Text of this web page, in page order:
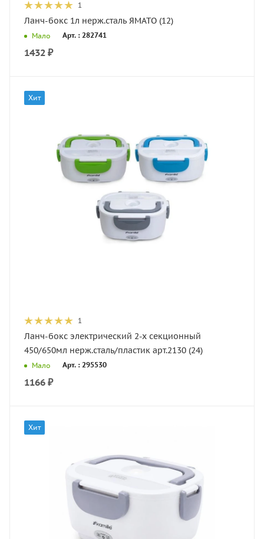
1
Ланч-бокс 1л нерж.сталь ЯМАТО (12)
Мало Арт. : 282741
1432 ₽
Хит
1
Ланч-бокс электрический 2-х секционный
450/650мл нерж.сталь/пластик арт.2130 (24)
Мало Арт. : 295530
1166 ₽
Хит